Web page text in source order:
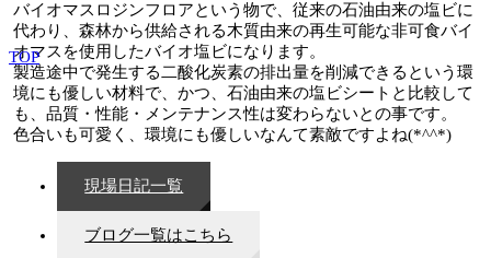
TOP
バイオマスロジンフロアという物で、従来の石油由来の塩ビに
代わり、森林から供給される木質由来の再生可能な非可食バイ
オマスを使用したバイオ塩ビになります。
製造途中で発生する二酸化炭素の排出量を削減できるという環
境にも優しい材料で、かつ、石油由来の塩ビシートと比較して
も、品質・性能・メンテナンス性は変わらないとの事です。
色合いも可愛く、環境にも優しいなんて素敵ですよね(*^^*)
現場日記一覧
ブログ一覧はこちら